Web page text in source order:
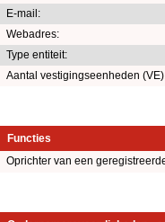
E-mail:
Webadres:
Type entiteit:
Aantal vestigingseenheden
Functies
Oprichter van een